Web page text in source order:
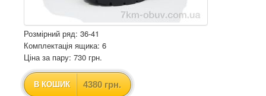
Розмірний ряд: 36-41
Комплектація ящика: 6
Ціна за пару: 730 грн.
В КОШИК 4380 грн.